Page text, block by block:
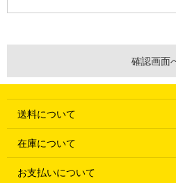
送料について
在庫について
お支払いについて